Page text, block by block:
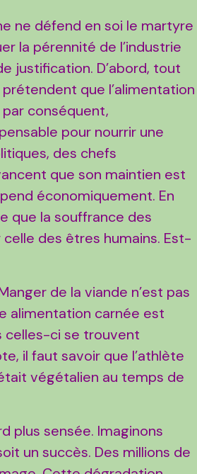
ne défend en soi le martyre
la pérennité de l’industrie
justification. D’abord, tout
que l’alimentation
conséquent,
pour nourrir une
des chefs
que son maintien est
économiquement. En
que la souffrance des
des êtres humains. Est-
de la viande n’est pas
alimentation carnée est
celles-ci se trouvent
il faut savoir que l’athlète
végétalien au temps de
plus sensée. Imaginons
un succès. Des millions de